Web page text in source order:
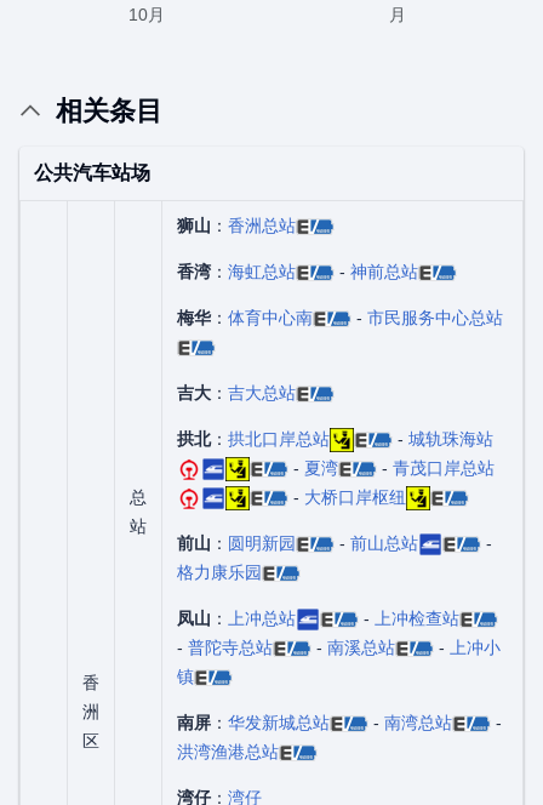
10月
月
相关条目
公共汽车站场
香
洲
区
总
站
狮山 ： 香洲总站
香湾 ： 海虹总站 - 神前总站
梅华： 体育中心南 - 市民服务中心总站
吉大 ： 吉大总站
拱北： 拱北口岸总站 - 城轨珠海站
- 夏湾 - 青茂口岸总站
- 大桥口岸枢纽
前山 ： 圆明新园 - 前山总站
-
格力康乐园
凤山 ： 上冲总站 -
上冲检查站
- 普陀寺总站 - 南溪总站 -
上冲小
镇
南屏 ： 华发新城总站 - 南湾总站
-
洪湾渔港总站
湾仔 ： 湾仔